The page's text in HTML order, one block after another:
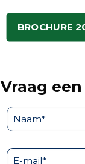
BROCHURE
Vraag